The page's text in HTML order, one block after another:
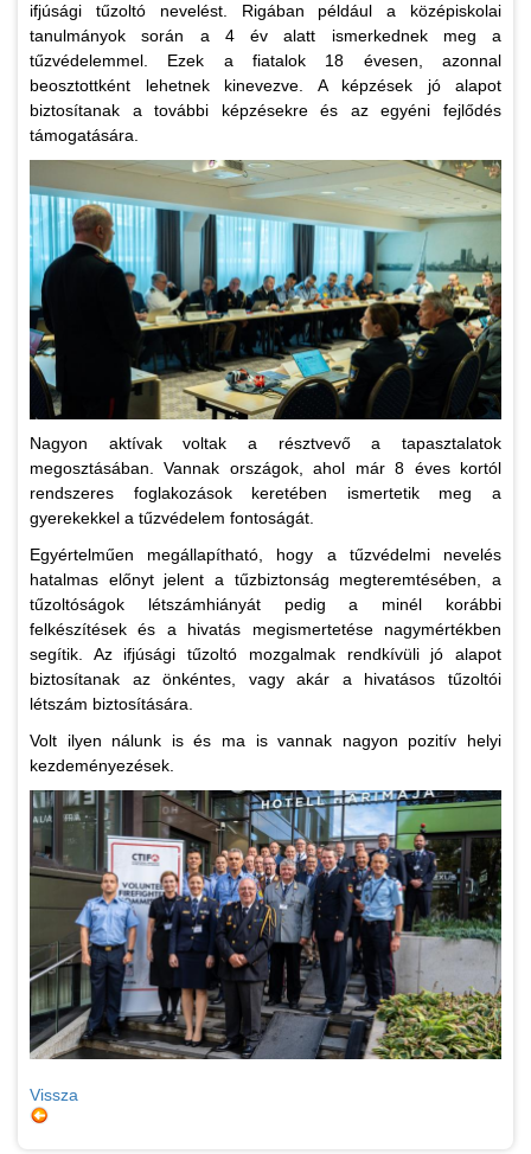
ifjúsági tűzoltó nevelést. Rigában például a középiskolai
tanulmányok során a 4 év alatt ismerkednek meg a
tűzvédelemmel. Ezek a fiatalok 18 évesen, azonnal
beosztottként lehetnek kinevezve. A képzések jó alapot
biztosítanak a további képzésekre és az egyéni fejlődés
támogatására.
Nagyon aktívak voltak a résztvevő a tapasztalatok
megosztásában. Vannak országok, ahol már 8 éves kortól
rendszeres foglakozások keretében ismertetik meg a
gyerekekkel a tűzvédelem fontoságát.
Egyértelműen megállapítható, hogy a tűzvédelmi nevelés
hatalmas előnyt jelent a tűzbiztonság megteremtésében, a
tűzoltóságok létszámhiányát pedig a minél korábbi
felkészítések és a hivatás megismertetése nagymértékben
segítik. Az ifjúsági tűzoltó mozgalmak rendkívüli jó alapot
biztosítanak az önkéntes, vagy akár a hivatásos tűzoltói
létszám biztosítására.
Volt ilyen nálunk is és ma is vannak nagyon pozitív helyi
kezdeményezések.
Vissza